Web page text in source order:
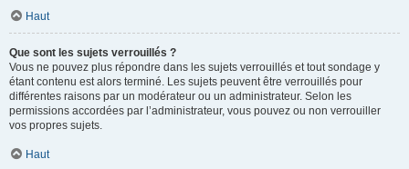
Haut
Que sont les sujets verrouillés ?
Vous ne pouvez plus répondre dans les sujets verrouillés et tout sondage y
étant contenu est alors terminé. Les sujets peuvent être verrouillés pour
différentes raisons par un modérateur ou un administrateur. Selon les
permissions accordées par l’administrateur, vous pouvez ou non verrouiller
vos propres sujets.
Haut